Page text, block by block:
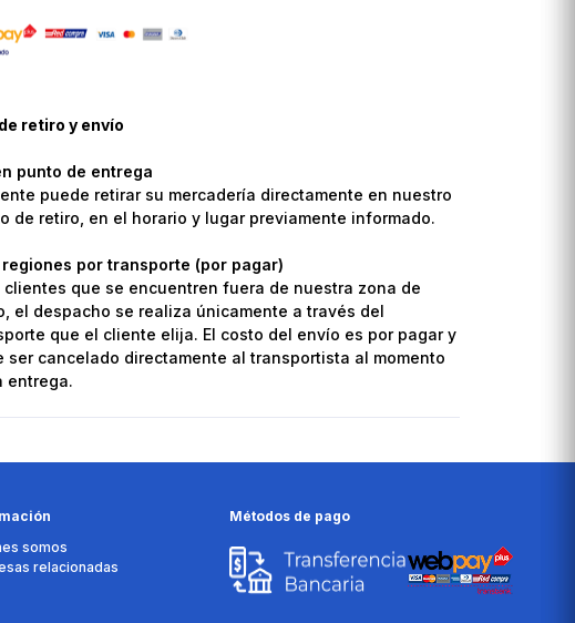
retiro y envío
punto de entrega
puede retirar su mercadería directamente en nuestro
de retiro, en el horario y lugar previamente informado.
regiones por transporte (por pagar)
clientes que se encuentren fuera de nuestra zona de
el despacho se realiza únicamente a través del
que el cliente elija. El costo del envío es por pagar y
ser cancelado directamente al transportista al momento
entrega.
somos
relacionadas
Métodos de pago